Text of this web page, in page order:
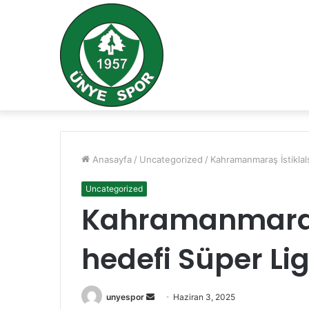
Anasayfa / Uncategorized / Kahramanmaraş
Uncategorized
hedefi Süper Lig
unyespor
Bir
Haziran 3, 2025